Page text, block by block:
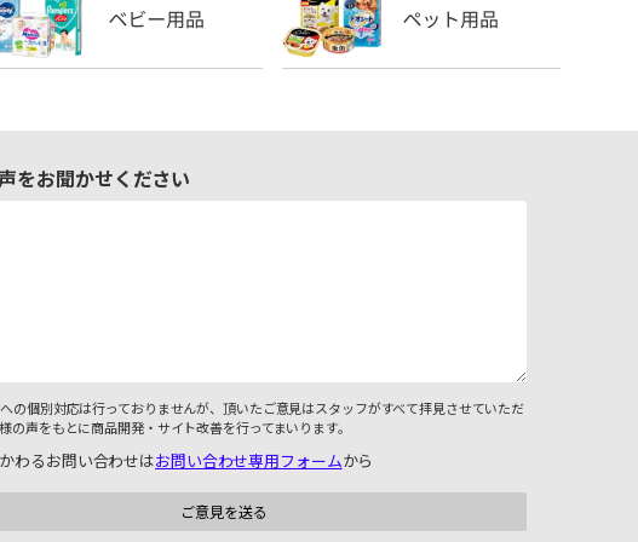
をお聞かせください
の個別対応は行っておりませんが、頂いたご意見はスタッフがすべて拝見させていただ
の声をもとに商品開発・サイト改善を行ってまいります。
わるお問い合わせはお問い合わせ専用フォームから